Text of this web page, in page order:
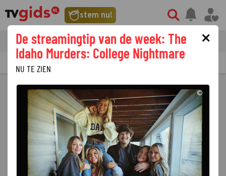
stem nu!
tvgids streaming nieuws
PRIMETIME GEMIST
×
De streamingtip van de week: The
Idaho Murders: College Nightmare
NU TE ZIEN
©